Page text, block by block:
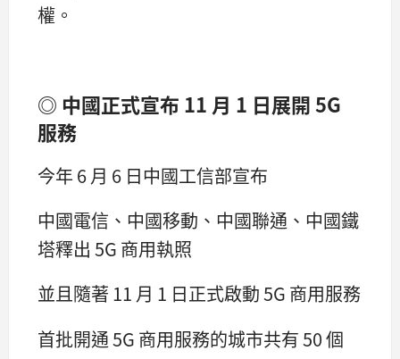
權。
◎ 中國正式宣布 11 月 1 日展開 5G
服務
今年 6 月 6 日中國工信部宣布
中國電信、中國移動、中國聯通、中國鐵
塔釋出 5G 商用執照
並且隨著 11 月 1 日正式啟動 5G 商用服務
首批開通 5G 商用服務的城市共有 50 個